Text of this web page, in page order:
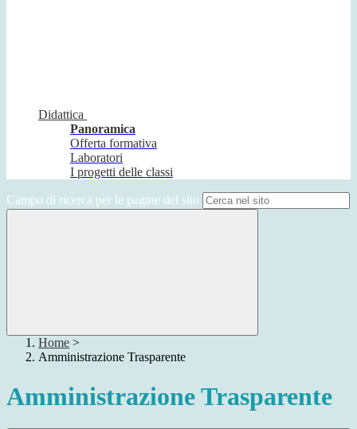
Didattica
Panoramica
Offerta formativa
Laboratori
I progetti delle classi
Campo di ricerca per le pagine del sito
Home >
Amministrazione Trasparente
Amministrazione Trasparente